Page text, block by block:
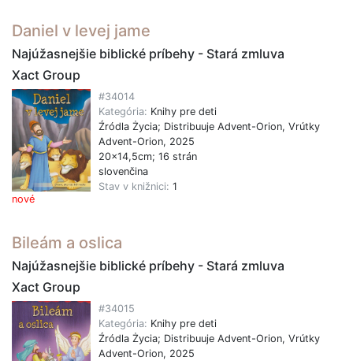
Daniel v levej jame
Najúžasnejšie biblické príbehy - Stará zmluva
Xact Group
nové
#34014
Kategória: Knihy pre deti
Źródla Życia; Distribuuje Advent-Orion, Vrútky
Advent-Orion, 2025
20x14,5cm; 16 strán
slovenčina
Stav v knižnici: 1
Bileám a oslica
Najúžasnejšie biblické príbehy - Stará zmluva
Xact Group
#34015
Kategória: Knihy pre deti
Źródla Życia; Distribuuje Advent-Orion, Vrútky
Advent-Orion, 2025